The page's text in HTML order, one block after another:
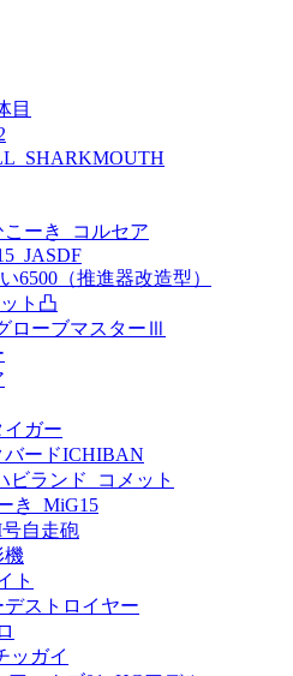
目
ーき_コルセア
6500（推進器改造型）
ト凸
ローブマスターⅢ
イガー
バードICHIBAN
ビランド_コメット
き_MiG15
号自走砲
機
ト
デストロイヤー
ッガイ